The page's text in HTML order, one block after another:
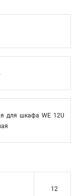
для шкафа WE 12U
12